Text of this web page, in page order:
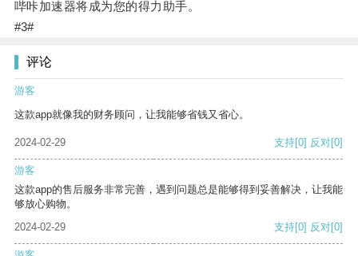
哔咔加速器将成为您的得力助手。
#3#
评论
游客
这款app就像我的财务顾问，让我能够省钱又省心。
2024-02-29 支持[0] 反对[0]
游客
这款app的售后服务非常完善，遇到问题总是能够得到妥善解决，让我能
够放心购物。
2024-02-29
支持[0] 反对[0]